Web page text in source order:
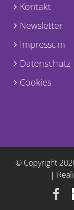
Kontakt
Newsletter
Impressum
Datenschutz
Cookies
© Copyright